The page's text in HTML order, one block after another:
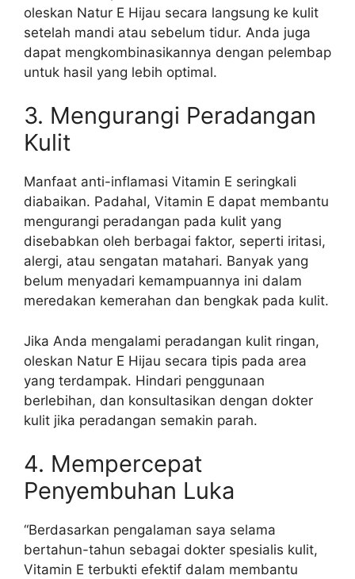
oleskan Natur E Hijau secara langsung ke kulit
setelah mandi atau sebelum tidur. Anda juga
dapat mengkombinasikannya dengan pelembap
untuk hasil yang lebih optimal.
3. Mengurangi Peradangan
Kulit
Manfaat anti-inflamasi Vitamin E seringkali
diabaikan. Padahal, Vitamin E dapat membantu
mengurangi peradangan pada kulit yang
disebabkan oleh berbagai faktor, seperti iritasi,
alergi, atau sengatan matahari. Banyak yang
belum menyadari kemampuannya ini dalam
meredakan kemerahan dan bengkak pada kulit.
Jika Anda mengalami peradangan kulit ringan,
oleskan Natur E Hijau secara tipis pada area
yang terdampak. Hindari penggunaan
berlebihan, dan konsultasikan dengan dokter
kulit jika peradangan semakin parah.
4. Mempercepat
Penyembuhan Luka
“Berdasarkan pengalaman saya selama
bertahun-tahun sebagai dokter spesialis kulit,
Vitamin E terbukti efektif dalam membantu